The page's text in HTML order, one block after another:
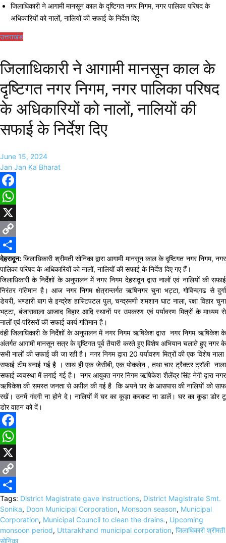
जिलाधिकारी ने आगामी मानसून काल के दृष्टिगत नगर निगम, नगर पालिका परिषद के
अधिकारियों को नालों, नालियों की सफाई के निर्देश दिए
उत्तराखंड
जिलाधिकारी ने आगामी मानसून काल के
दृष्टिगत नगर निगम, नगर पालिका परिषद
के अधिकारियों को नालों, नालियों की
सफाई के निर्देश दिए
June 15, 2024
Jan Jan Ka Bharat
Facebook
WhatsApp
X
Copy
Link
Share
देहरादून: जिलाधिकारी श्रीमती सोनिका द्वारा आगामी मानसून काल के दृष्टिगत नगर निगम, नगर
पालिका परिषद के अधिकारियों को नालों, नालियों की सफाई के निर्देश दिए गए हैं।
जिलाधिकारी के निर्देशों के अनुपालन में नगर निगम देहरादून द्वारा नालों एवं नालियों की सफाई
निरंतर गतिमान है। आज नगर निगम क्षेत्रान्तर्गत ऋषिनगर चुना भट्टा, गोविन्दगढ से दुर्गा
डेयरी, भण्डारी बाग से इन्द्रेश हास्टिपटल पुल, चन्द्रमणी शमशान घाट नाला, रक्षा विहार चुना
भट्टा, बंजारावाला आजाद विहार आदि स्थानों पर उपकरण एवं पर्यावरण मित्रों के माध्यम से
नालों एवं परिसरों की सफाई कार्य गतिमान है।
वंही जिलाधिकारी के निर्देशों के अनुपालन में नगर निगम ऋषिकेश द्वारा नगर निगम ऋषिकेश के
अंतर्गत आगामी मानसून सत्र के दृष्टिगत पूर्व तैयारी करते हुए विशेष अभियान चलाते हुए नगर के
सभी नालों की सफाई की जा रही है। नगर निगम द्वारा 20 पर्यावरण मित्रों की एक विशेष नाला
सफाई टीम बनाई गई है । साथ ही एक जेसीबी, एक पोकलेन , तथा चार ट्रैक्टर ट्रॉली नाला
सफाई व्यवस्था में लगाई गई है। नगर आयुक्त नगर निगम ऋषिकेश शैलेंद्र सिंह नेगी द्वारा नगर
ऋषिकेश की समस्त जनता से अपील की गई है कि अपने घर के आसपास की नालियों को साफ
रखें। उनमें गंदगी ना होने दे। नालियों में घर का कूड़ा करकट ना डालें। घर का कूड़ा डोर टू
डोर वाहन को दें।
Facebook
WhatsApp
X
Copy
Link
Share
Tags: District Magistrate gave instructions, District Magistrate Smt.
Sonika, Doon Municipal Corporation, Monsoon season, Municipal
Corporation, Municipal Council to clean the drains., Upcoming
monsoon period, Uttarakhand municipal corporation, जिलाधिकारी श्रीमती
सोनिका